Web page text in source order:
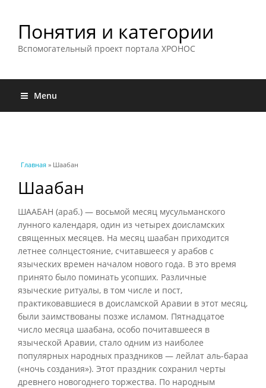
Понятия и категории
Вспомогательный проект портала ХРОНОС
Menu
Вы здесь
Главная » Шаабан
Шаабан
ШААБАН (араб.) — восьмой месяц мусульманского
лунного календаря, один из четырех доисламских
священных месяцев. На месяц шаабан приходится
летнее солнцестояние, считавшееся у арабов с
языческих времен началом нового года. В это время
принято было поминать усопших. Различные
языческие ритуалы, в том числе и пост,
практиковавшиеся в доисламской Аравии в этот месяц,
были заимствованы позже исламом. Пятнадцатое
число месяца шаабана, особо почитавшееся в
языческой Аравии, стало одним из наиболее
популярных народных праздников — лейлат аль-бараа
(«ночь создания»). Этот праздник сохранил черты
древнего новогоднего торжества. По народным